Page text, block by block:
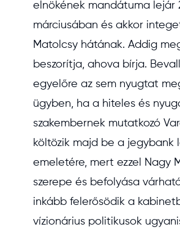
elnökének mandátuma lejár
márciusában és akkor
Matolcsy hátának. Addig
beszorítja, ahova bírja.
egyelőre az sem nyugtat
ügyben, ha a hiteles és
szakembernek mutatkozó
költözik majd be a jegybank
emeletére, mert ezzel Nagy
szerepe és befolyása
inkább felerősödik a
vízionárius politikusok